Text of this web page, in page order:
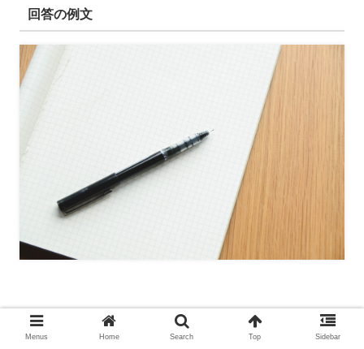
回答の例文
1次面接の質問で、自己PRを聞かれた際の回答の例文の
1つが以下
です。
Menus Home Search Top Sidebar